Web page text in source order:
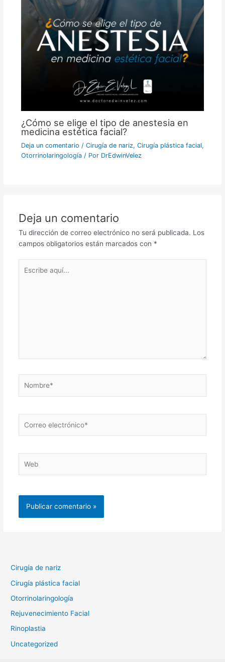
¿Cómo se elige el tipo de anestesia en
medicina estética facial?
Deja un comentario / Cirugía de nariz, Cirugía plástica facial,
Otorrinolaringología/ Por DrEdwinVelez
Deja un comentario
Tu dirección de correo electrónico no será publicada. Los
campos obligatorios están marcados con *
aquí...
electrónico*
Cirugía de nariz
Cirugía plástica facial
Otorrinolaringología
Rejuvenecimiento Facial
Rinoplastia
Uncategorized